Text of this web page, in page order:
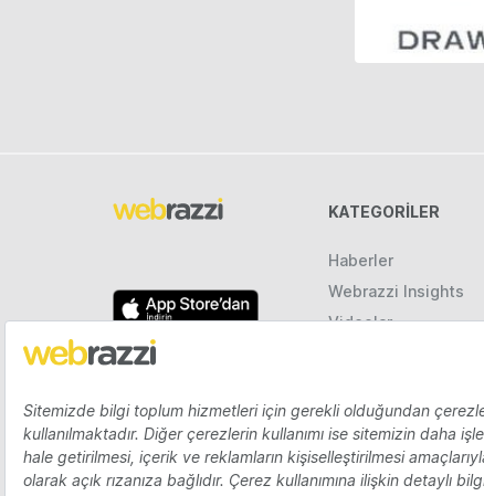
KATEGORILER
Haberler
Webrazzi Insights
Videolar